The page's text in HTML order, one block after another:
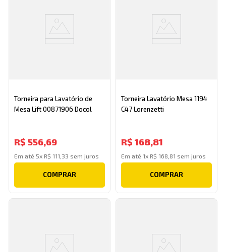
Torneira para Lavatório de
Mesa Lift 00871906 Docol
R$ 556,69
Em até5xR$ 111 33 sem juros
COMPRAR
Torneira Lavatório Mesa 1194
C47 Lorenzetti
R$ 168,81
Em até 1x R$ 168 81 sem juros
COMPRAR